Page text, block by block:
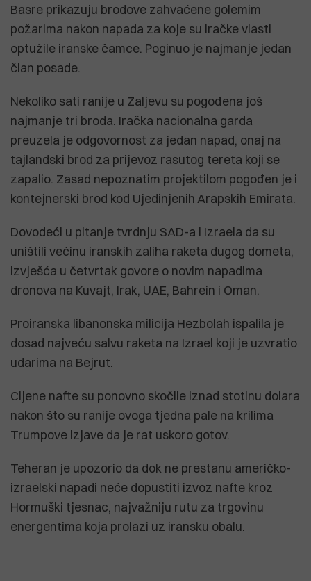
Basre prikazuju brodove zahvaćene golemim
požarima nakon napada za koje su iračke vlasti
optužile iranske čamce. Poginuo je najmanje jedan
član posade.
Nekoliko sati ranije u Zaljevu su pogođena još
najmanje tri broda. Iračka nacionalna garda
preuzela je odgovornost za jedan napad, onaj na
tajlandski brod za prijevoz rasutog tereta koji se
zapalio. Zasad nepoznatim projektilom pogođen je i
kontejnerski brod kod Ujedinjenih Arapskih Emirata.
Dovodeći u pitanje tvrdnju SAD-a i Izraela da su
uništili većinu iranskih zaliha raketa dugog dometa,
izvješća u četvrtak govore o novim napadima
dronova na Kuvajt, Irak, UAE, Bahrein i Oman.
Proiranska libanonska milicija Hezbolah ispalila je
dosad najveću salvu raketa na Izrael koji je uzvratio
udarima na Bejrut.
Cijene nafte su ponovno skočile iznad stotinu dolara
nakon što su ranije ovoga tjedna pale na krilima
Trumpove izjave da je rat uskoro gotov.
Teheran je upozorio da dok ne prestanu američko-
izraelski napadi neće dopustiti izvoz nafte kroz
Hormuški tjesnac, najvažniju rutu za trgovinu
energentima koja prolazi uz iransku obalu.